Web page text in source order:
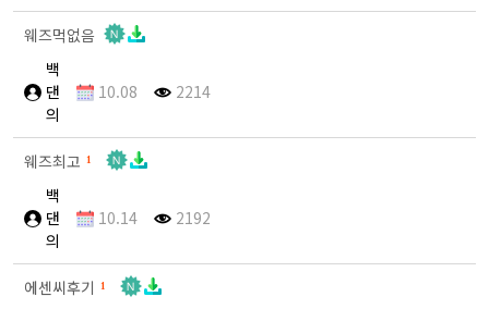
웨즈먹없음
백
댄
의
10.08 2214
웨즈최고 1
백
댄
의
10.14 2192
에센씨후기 1